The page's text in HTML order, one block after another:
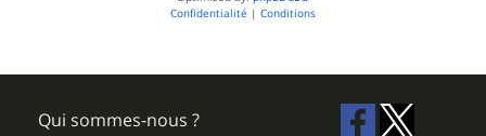
Confidentialité | Conditions
Qui sommes-nous ?